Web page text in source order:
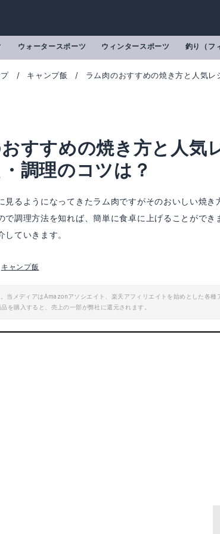
ウォータースポーツ ウィンタースポーツ 釣り（フ
キャンプ飯 ラム肉のおすすめの焼き方と人気
すすめの焼き方と人気
調理のコツは？
見るようになってきたラム肉ですがそのおいしい焼き
で調理方法を知れば、簡単に食卓に上げることがで
していきます。
キャンプ飯
当メディアはAmazonアソシエイト、楽天アフィリエイトを始めとした各
を購入すると、売上の一部が弊社に還元されます。